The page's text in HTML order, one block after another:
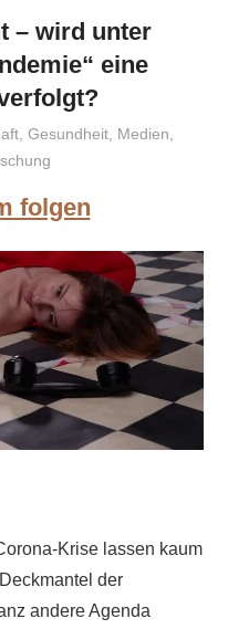
– wird unter
eine
,Gesundheit, Medien,
folgen
Krise lassen kaum
der
andere Agenda